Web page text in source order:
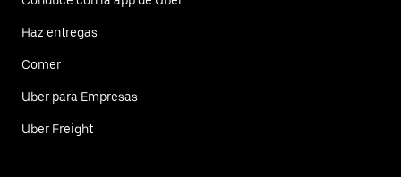
Haz entregas
Comer
Uber para Empresas
Uber Freight